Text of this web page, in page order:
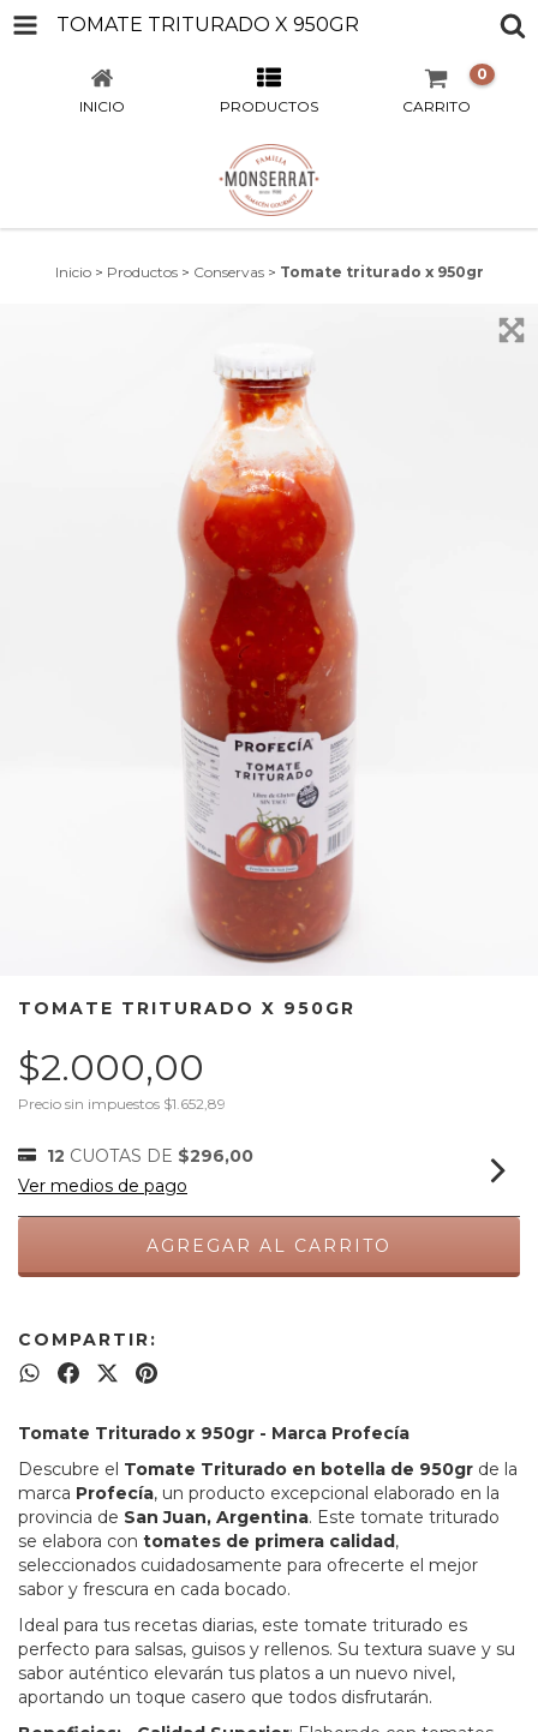
TOMATE TRITURADO X 950GR
INICIO PRODUCTOS CARRITO
0
Inicio > Productos > Conservas > Tomate triturado x 950gr
TOMATE TRITURADO X 950GR
$2.000,00
Precio sin impuestos $1.652,89
12 CUOTAS DE $296,00
Ver medios de pago
COMPARTIR:
Tomate Triturado x 950gr - Marca Profecía
Descubre el Tomate Triturado en botella de 950gr de la
marca Profecía, un producto excepcional elaborado en la
provincia de San Juan, Argentina. Este tomate triturado
se elabora con tomates de primera calidad,
seleccionados cuidadosamente para ofrecerte el mejor
sabor y frescura en cada bocado.
Ideal para tus recetas diarias, este tomate triturado es
perfecto para salsas, guisos y rellenos. Su textura suave y su
sabor auténtico elevarán tus platos a un nuevo nivel,
aportando un toque casero que todos disfrutarán.